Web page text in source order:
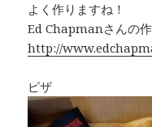
よく作りますね！
Ed Chapmanさんの
http://
ピザ